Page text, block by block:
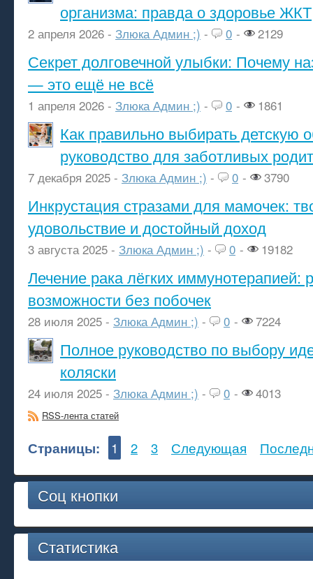
организма: правда о здоровье ЖКТ
2 апреля 2026 - Злюка Админ ;) - 0 - 2129
Секрет долговечной улыбки: Почему
— это ещё не всё
1 апреля 2026 - Злюка Админ ;) - 0 - 1861
Как правильно выбирать детскую
руководство для заботливых
7 декабря 2025 - Злюка Админ ;) - 0 - 3790
Инкрустация стразами для мамочек:
удовольствие и достойный доход
3 августа 2025 - Злюка Админ ;) - 0 - 19182
Лечение рака лёгких иммунотерапией:
возможности без побочек
28 июля 2025 - Злюка Админ ;) - 0 - 7224
Полное руководство по выбору
коляски
24 июля 2025 - Злюка Админ ;) - 0 - 4013
RSS-лента статей
Страницы: 1 2 3 Следующая
Соц кнопки
Статистика